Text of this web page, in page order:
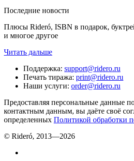
Последние новости
Плюсы Rideró, ISBN в подарок,
и многое другое
Читать дальше
Поддержка: support@ridero.ru
Печать тиража: print@ridero.ru
Наши услуги: order@ridero.ru
Предоставляя персональные данные
контактным данным, вы даёте своё
определенных Политикой обработки
© Rideró, 2013—2026